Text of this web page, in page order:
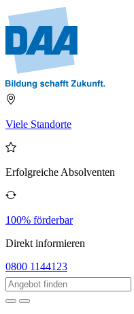
Viele Standorte
Erfolgreiche Absolventen
100% förderbar
Direkt informieren
0800 1144123